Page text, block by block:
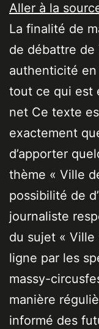
Aller à la
La finalité de
de débattre de
authenticité
tout ce qui est
net Ce texte
exactement
d’apporter
thème « Ville
possibilité de
journaliste
du sujet « Ville
ligne par les
massy-
manière
informé des